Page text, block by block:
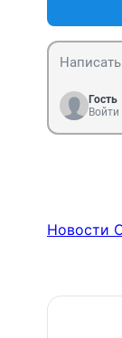
Гость
Войти
Новости